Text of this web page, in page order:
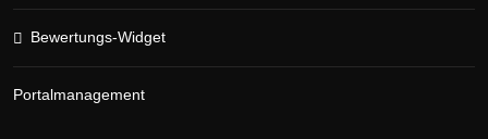
Bewertungs-Widget
Portalmanagement